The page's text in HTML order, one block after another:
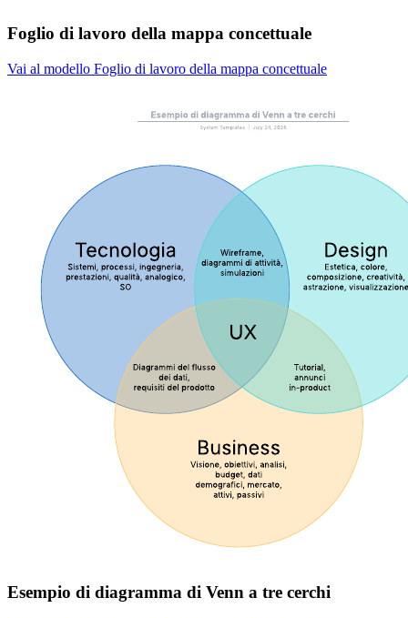
Foglio di lavoro della mappa concettuale
Vai al modello Foglio di lavoro della mappa concettuale
Esempio di diagramma di Venn a tre cerchi